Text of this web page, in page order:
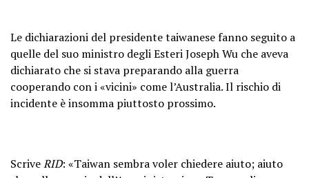
Le dichiarazioni del presidente taiwanese fanno seguito a
quelle del suo ministro degli Esteri Joseph Wu che aveva
dichiarato che si stava preparando alla guerra
cooperando con i «vicini» come l’Australia. Il rischio di
incidente è insomma piuttosto prossimo.
ScriveRID: «Taiwan sembra voler chiedere aiuto; aiuto